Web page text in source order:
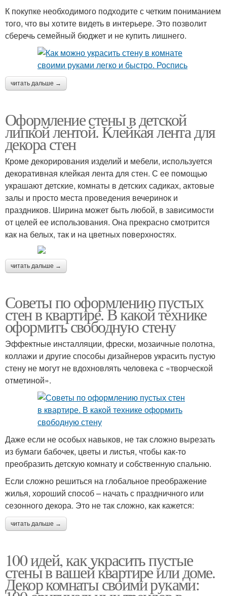
К покупке необходимого подходите с четким пониманием
того, что вы хотите видеть в интерьере. Это позволит
сберечь семейный бюджет и не купить лишнего.
читать дальше →
Оформление стены в детской
липкой лентой. Клейкая лента для
декора стен
Кроме декорирования изделий и мебели, используется
декоративная клейкая лента для стен. С ее помощью
украшают детские, комнаты в детских садиках, актовые
залы и просто места проведения вечеринок и
праздников. Ширина может быть любой, в зависимости
от целей ее использования. Она прекрасно смотрится
как на белых, так и на цветных поверхностях.
читать дальше →
Советы по оформлению пустых
стен в квартире. В какой технике
оформить свободную стену
Эффектные инсталляции, фрески, мозаичные полотна,
коллажи и другие способы дизайнеров украсить пустую
стену не могут не вдохновлять человека с «творческой
отметиной».
Даже если не особых навыков, не так сложно вырезать
из бумаги бабочек, цветы и листья, чтобы как-то
преобразить детскую комнату и собственную спальню.
Если сложно решиться на глобальное преображение
жилья, хороший способ – начать с праздничного или
сезонного декора. Это не так сложно, как кажется:
читать дальше →
100 идей, как украсить пустые
стены в вашей квартире или доме.
Декор комнаты своими руками: